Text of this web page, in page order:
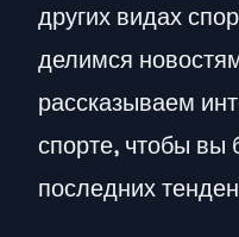
других видах
делимся
рассказываем
спорте, чтобы вы
последних